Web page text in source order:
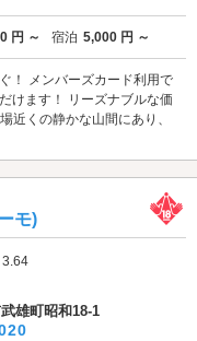
円 ～ 宿泊 5,000 円 ～
！ メンバーズカード利用で
けます！ リーズナブルな価
近くの静かな山間にあり、
モ)
5つ星のうち3.5
3.64
雄町昭和18-1